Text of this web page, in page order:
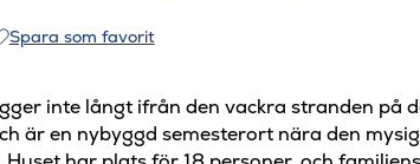
Spara som favorit
inte långt ifrån den vackra stranden på
är en nybyggd semesterort nära den